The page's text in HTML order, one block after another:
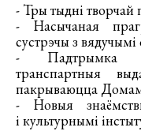
- Тры тыдні
- Насычаная
сустрэчы з вядучымі
- Падтрымка
транспартныя
пакрываюцца
- Новыя
і культурнымі